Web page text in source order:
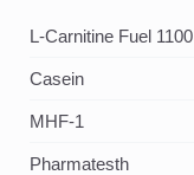
L-Carnitine Fuel 1100
Casein
MHF-1
Pharmatesth